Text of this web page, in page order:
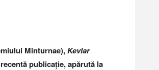
Minturnae),Kevlar
publicație, apărută la